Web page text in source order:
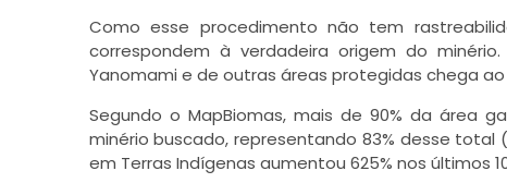
Como esse procedimento não tem
correspondem à verdadeira origem do
Yanomami e de outras áreas protegidas chega
Segundo o MapBiomas, mais de 90% da área
minério buscado, representando 83% desse total
em Terras Indígenas aumentou 625% nos últimos